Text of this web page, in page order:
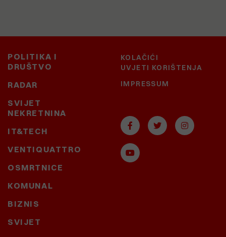
POLITIKA I
DRUŠTVO
RADAR
SVIJET
NEKRETNINA
IT&TECH
VENTIQUATTRO
OSMRTNICE
KOMUNAL
BIZNIS
SVIJET
KOLAČIĆI
UVJETI KORIŠTENJA
IMPRESSUM